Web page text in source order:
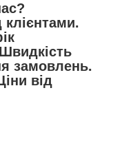
клієнтами.
замовлень.
від